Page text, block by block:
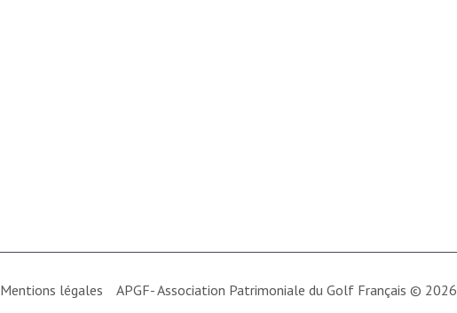
Mentions légales APGF- Association Patrimoniale du Golf Français © 2026